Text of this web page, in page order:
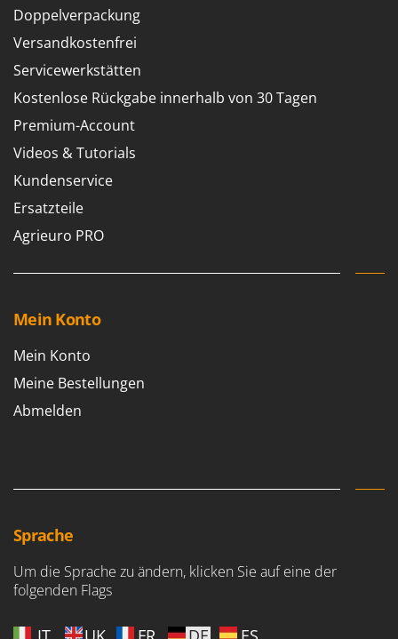
Zomax
Doppelverpackung
Versandkostenfrei
Servicewerkstätten
Kostenlose Rückgabe innerhalb von 30 Tagen
Premium-Account
Videos & Tutorials
Kundenservice
Ersatzteile
Agrieuro PRO
Mein Konto
Mein Konto
Meine Bestellungen
Abmelden
Sprache
Um die Sprache zu ändern, klicken Sie auf eine der
folgenden Flags